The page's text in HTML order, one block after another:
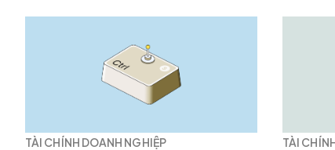
TÀI CHÍNH DOANH NGHIỆP TÀI